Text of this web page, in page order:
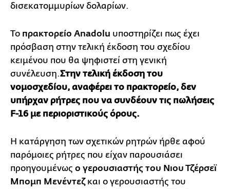
δισεκατομμυρίων δολαρίων.
Το πρακτορείο Anadolu υποστηρίζει πως έχει
πρόσβαση στην τελική έκδοση του σχεδίου
κειμένου που θα ψηφιστεί στη γενική
συνέλευση.Στην τελική έκδοση του
νομοσχεδίου, αναφέρει το πρακτορείο, δεν
υπήρχαν ρήτρες που να συνδέουν τις πωλήσεις
F-16 με περιοριστικούς όρους.
Η κατάργηση των σχετικών ρητρών ήρθε αφού
παρόμοιες ρήτρες που είχαν παρουσιάσει
προηγουμένως ο γερουσιαστής του Νιου Τζέρσεϊ
Μπομπ Μενέντεζ και ο γερουσιαστής του